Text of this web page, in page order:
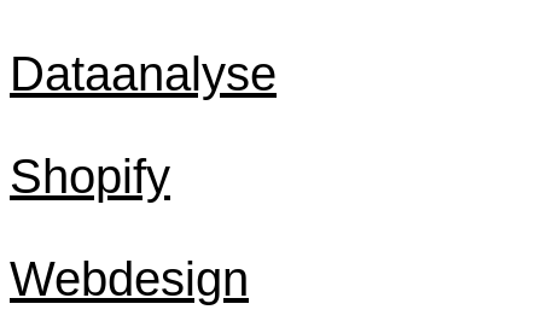
Dataanalyse
Shopify
Webdesign